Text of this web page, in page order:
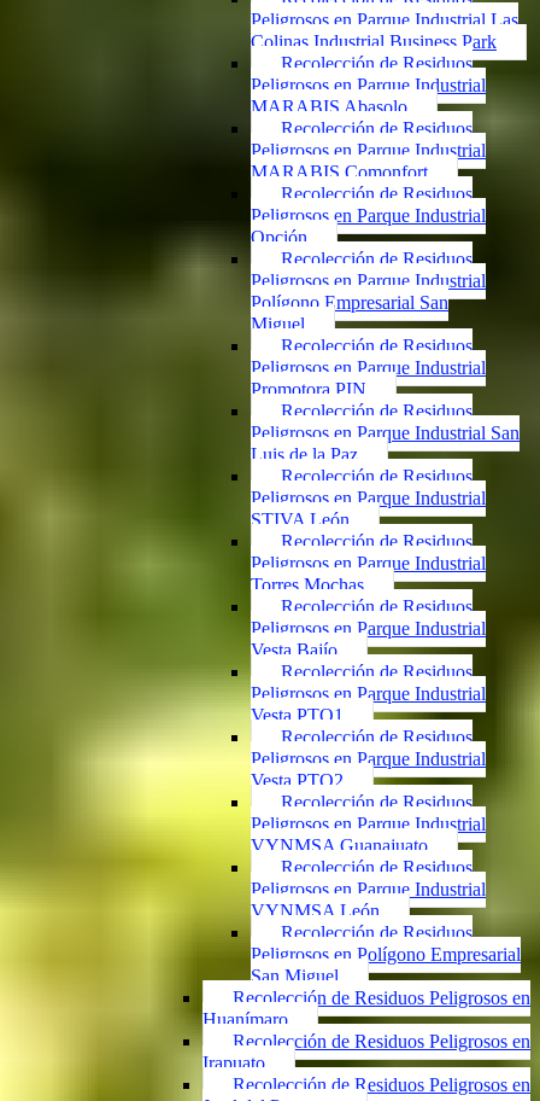
Peligrosos en Parque Industrial Las
Colinas Industrial Business Park
Recolección de Residuos
Peligrosos en Parque Industrial
MARABIS Abasolo
Recolección de Residuos
Peligrosos en Parque Industrial
MARABIS Comonfort
Recolección de Residuos
Peligrosos en Parque Industrial
Opción
Recolección de Residuos
Peligrosos en Parque Industrial
Polígono Empresarial San
Miguel
Recolección de Residuos
Peligrosos en Parque Industrial
Promotora PIN
Recolección de Residuos
Peligrosos en Parque Industrial San
Luis de la Paz
Recolección de Residuos
Peligrosos en Parque Industrial
STIVA León
Recolección de Residuos
Peligrosos en Parque Industrial
Torres Mochas
Recolección de Residuos
Peligrosos en Parque Industrial
Vesta Bajío
Recolección de Residuos
Peligrosos en Parque Industrial
Vesta PTO1
Recolección de Residuos
Peligrosos en Parque Industrial
Vesta PTO2
Recolección de Residuos
Peligrosos en Parque Industrial
VYNMSA Guanajuato
Recolección de Residuos
Peligrosos en Parque Industrial
VYNMSA León
Recolección de Residuos
Peligrosos en Polígono Empresarial
San Miguel
Recolección de Residuos Peligrosos en
Huanímaro
Recolección de Residuos Peligrosos en
Irapuato
Recolección de Residuos Peligrosos en